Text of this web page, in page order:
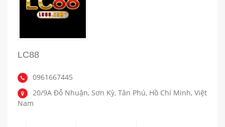
LC88
0961667445
20/9A Đỗ Nhuận, Sơn Kỳ, Tân Phú, Hồ Chí Minh, Việt
Nam